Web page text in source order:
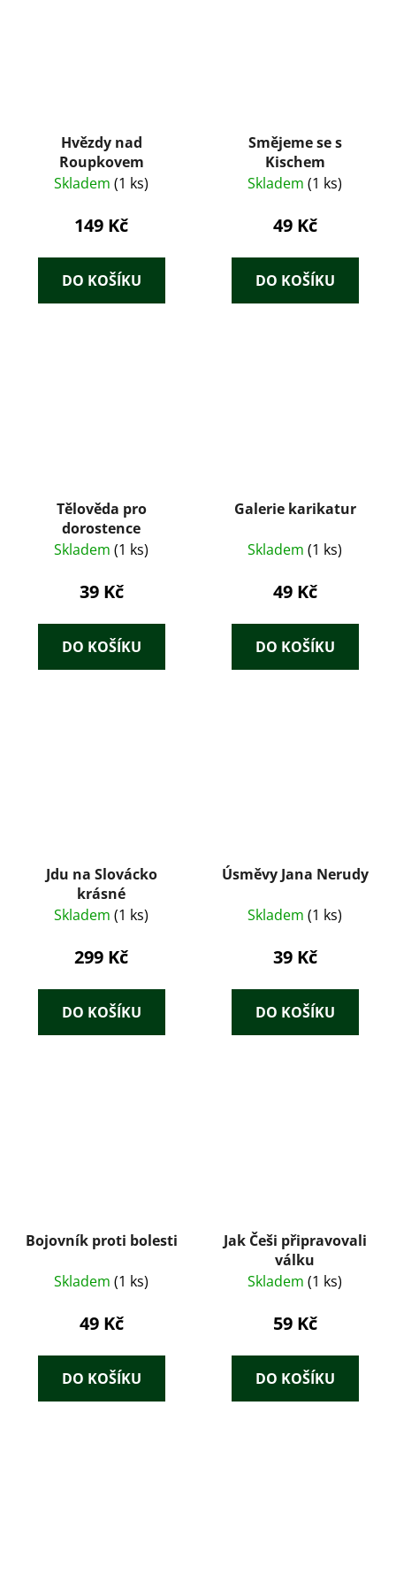
Hvězdy nad
Roupkovem
Skladem (1 ks)
149 Kč
DO KOŠÍKU
Smějeme se s
Kischem
Skladem (1 ks)
49 Kč
DO KOŠÍKU
Tělověda pro
dorostence
Skladem (1 ks)
39 Kč
DO KOŠÍKU
Galerie karikatur
Skladem (1 ks)
49 Kč
DO KOŠÍKU
Jdu na Slovácko
krásné
Skladem (1 ks)
299 Kč
DO KOŠÍKU
Úsměvy Jana Nerudy
Skladem (1 ks)
39 Kč
DO KOŠÍKU
Bojovník proti bolesti
Skladem (1 ks)
49 Kč
DO KOŠÍKU
Jak Češi připravovali
válku
Skladem (1 ks)
59 Kč
DO KOŠÍKU